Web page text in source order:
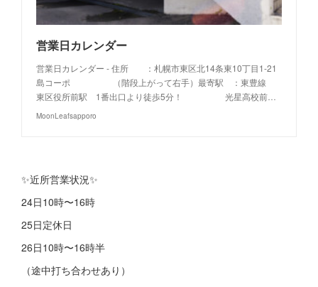
営業日カレンダー
営業日カレンダー - 住所 ：札幌市東区北14条東10丁目1-21
島コーポ （階段上がって右手）最寄駅 ：東豊線
東区役所前駅 1番出口より徒歩5分！ 光星高校前…
MoonLeafsapporo
✨近所営業状況✨
24日10時〜16時
25日定休日
26日10時〜16時半
（途中打ち合わせあり）